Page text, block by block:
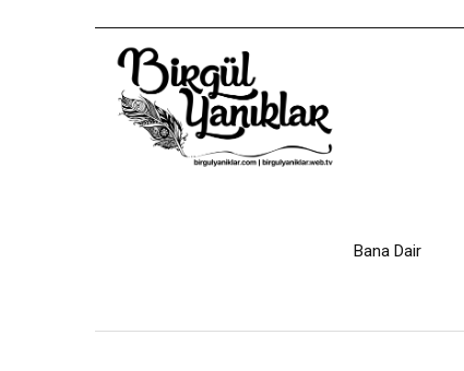
Bana Dair